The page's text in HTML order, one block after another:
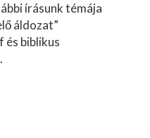
írásunk témája
áldozat”
biblikus